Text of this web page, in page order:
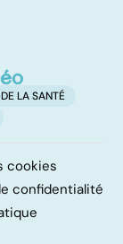
LA SANTÉ
cookies
confidentialité